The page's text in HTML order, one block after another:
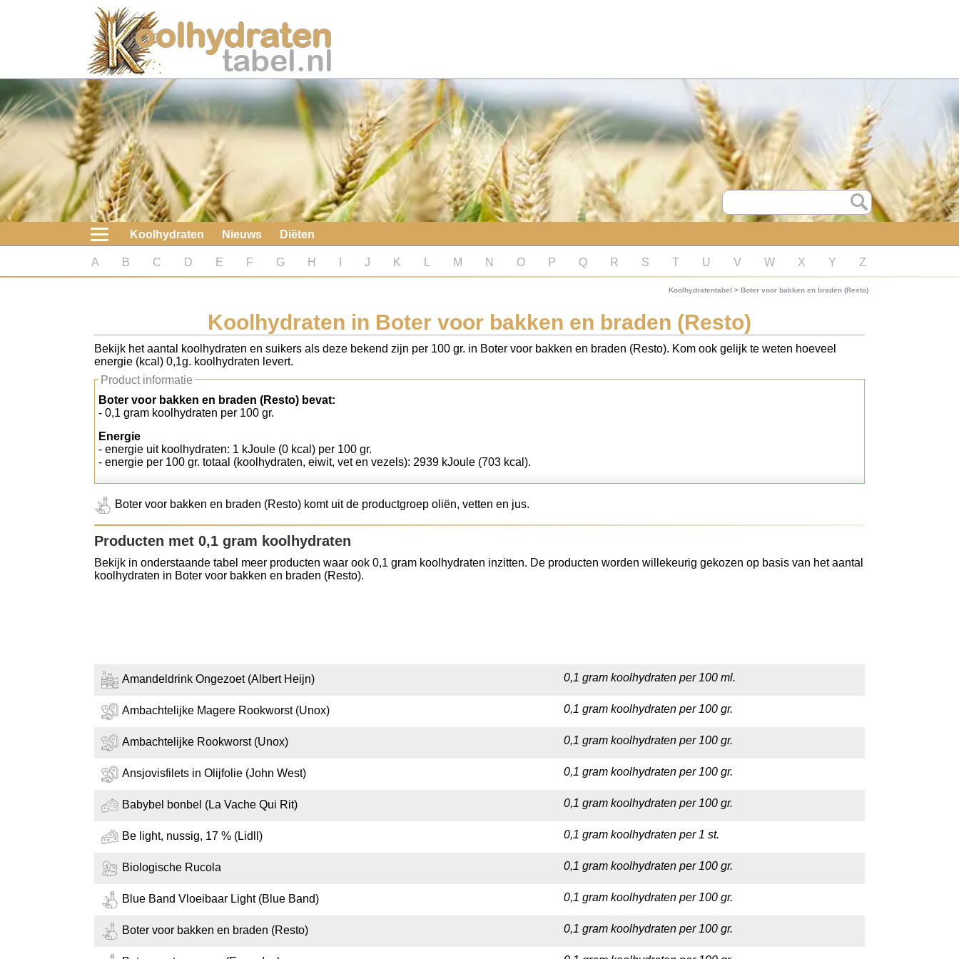
Koolhydraten
Nieuws
Koolhydraatarme diëten
Boeken
koolhydraatarme diëten
Diabetes test
Koolhydraten tellen
Koolhydraten Nieuws Diëten
A B C D E F G H J K M N O P Q R S T U V W X Y Z
Koolhydratentabel > Boter voor bakken en braden (Resto)
Koolhydraten in Boter voor bakken en braden (Resto)
Bekijk het aantal koolhydraten en suikers als deze bekend zijn per 100 gr. in Boter voor bakken en braden (Resto). Kom ook gelijk te weten hoeveel
energie (kcal) 0,1g. koolhydraten levert.
Product informatie
Boter voor bakken en braden (Resto) bevat:
- 0,1 gram koolhydraten per 100 gr.
Energie
- energie uit koolhydraten: 1 kJoule (0 kcal) per 100 gr.
- energie per 100 gr. totaal (koolhydraten, eiwit, vet en vezels): 2939 kJoule (703 kcal).
Boter voor bakken en braden (Resto) komt uit de productgroep oliën, vetten en jus.
Producten met 0,1 gram koolhydraten
Bekijk in onderstaande tabel meer producten waar ook 0,1 gram koolhydraten inzitten. De producten worden willekeurig gekozen op basis van het aantal
koolhydraten in Boter voor bakken en braden (Resto).
Amandeldrink Ongezoet (Albert Heijn) 0,1 gram koolhydraten per 100 ml.
Ambachtelijke Magere Rookworst (Unox) 0,1 gram koolhydraten per 100 gr.
Ambachtelijke Rookworst (Unox) 0,1 gram koolhydraten per 100 gr.
Ansjovisfilets in Olijfolie (John West) 0,1 gram koolhydraten per 100 gr.
Babybel bonbel (La Vache Qui Rit) 0,1 gram koolhydraten per 100 gr.
Be light, nussig, 17 % (Lidll) 0,1 gram koolhydraten per 1 st.
Biologische Rucola 0,1 gram koolhydraten per 100 gr.
Blue Band Vloeibaar Light (Blue Band) 0,1 gram koolhydraten per 100 gr.
Boter voor bakken en braden (Resto) 0,1 gram koolhydraten per 100 gr.